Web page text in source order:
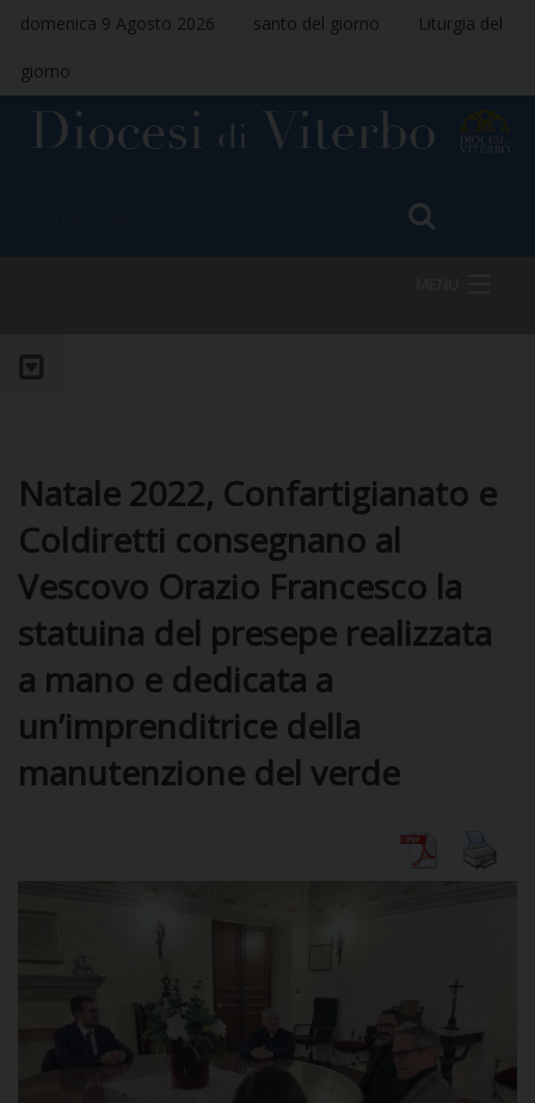
domenica 9 Agosto 2026 santo del giorno Liturgia del
giorno
CURIA
CLERO
Natale 2022, Confartigianato e
Coldiretti consegnano al
Vescovo Orazio Francesco la
statuina del presepe realizzata
a mano e dedicata a
un’imprenditrice della
manutenzione del verde